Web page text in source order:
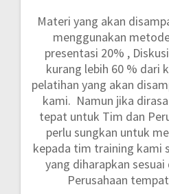
Materi yang akan
menggunakan
presentasi 20% ,
kurang lebih 60 % dari
pelatihan yang akan
kami. Namun jika
tepat untuk Tim dan
perlu sungkan untuk
kepada tim training kami
yang diharapkan
Perusahaan